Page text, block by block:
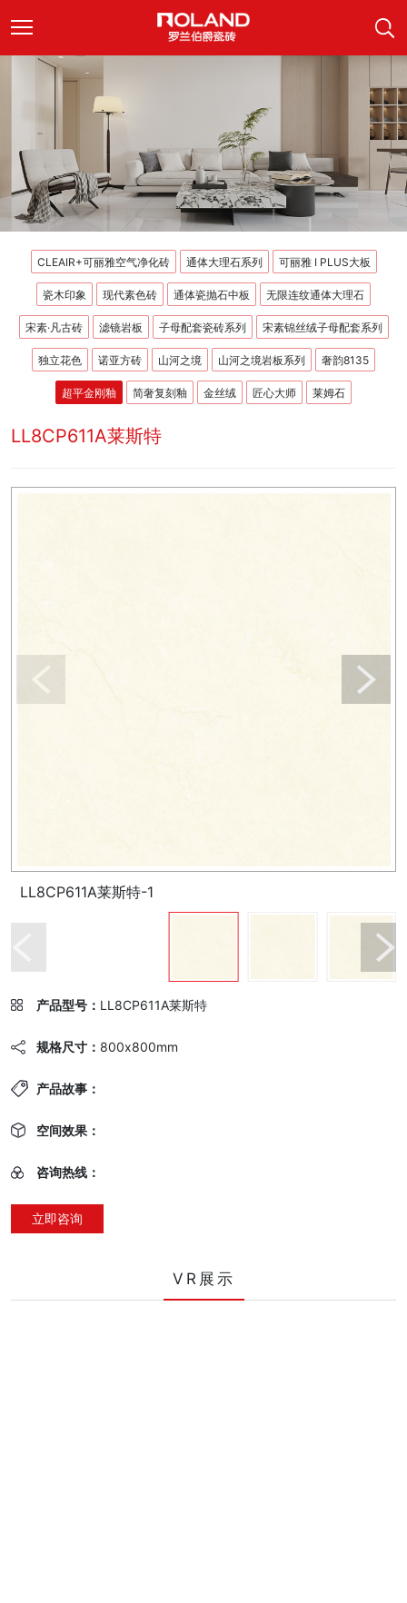
CLEAIR+可丽雅空气净化砖 通体大理石系列 可丽雅 I PLUS大板
瓷木印象 现代素色砖 通体瓷抛石中板 无限连纹通体大理石
宋素·凡古砖 滤镜岩板 子母配套瓷砖系列 宋素锦丝绒子母配套系列
独立花色 诺亚方砖 山河之境 山河之境岩板系列 奢韵8135
超平金刚釉 简奢复刻釉 金丝绒 匠心大师 莱姆石
LL8CP611A莱斯特
LL8CP611A莱斯特-1
产品型号： LL8CP611A莱斯特
规格尺寸： 800x800mm
产品故事：
空间效果：
咨询热线：
立即咨询
VR展示